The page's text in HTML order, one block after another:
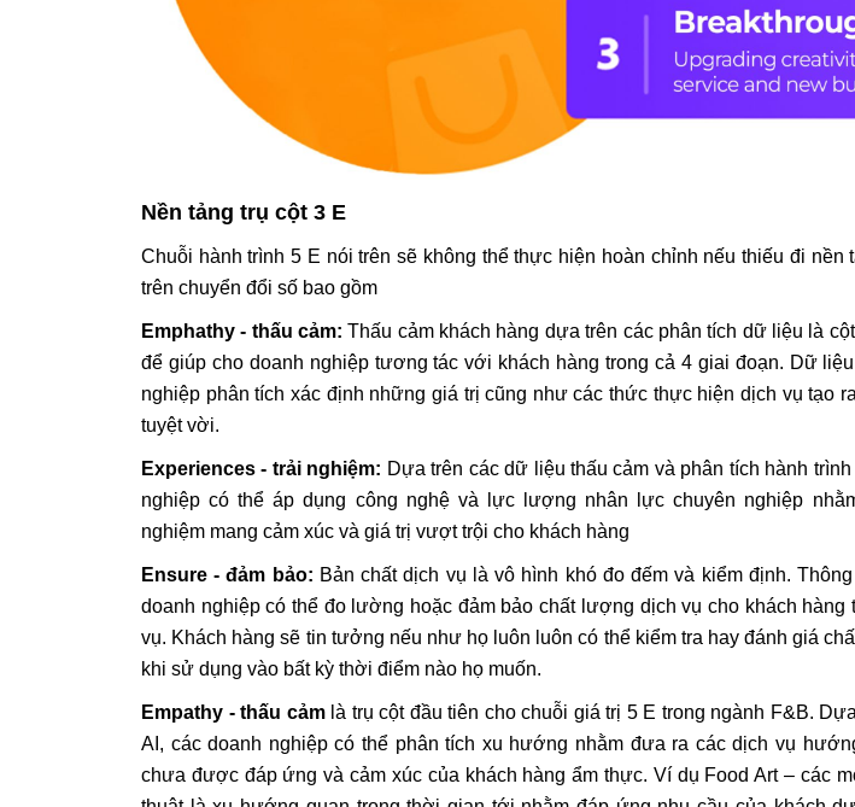
Nền tảng trụ cột 3 E
Chuỗi hành trình 5 E nói trên sẽ không thể thực hiện hoàn chỉnh nếu thiếu đi nền
trên chuyển đổi số bao gồm
Emphathy - thấu cảm:Thấu cảm khách hàng dựa trên các phân tích dữ liệu là
để giúp cho doanh nghiệp tương tác với khách hàng trong cả 4 giai đoạn. Dữ
nghiệp phân tích xác định những giá trị cũng như các thức thực hiện dịch vụ tạo
tuyệt vời.
Experiences - trải nghiệm: Dựa trên các dữ liệu thấu cảm và phân tích hành
nghiệp có thể áp dụng công nghệ và lực lượng nhân lực chuyên nghiệp
nghiệm mang cảm xúc và giá trị vượt trội cho khách hàng
Ensure - đảm bảo: Bản chất dịch vụ là vô hình khó đo đếm và kiểm định.
doanh nghiệp có thể đo lường hoặc đảm bảo chất lượng dịch vụ cho khách hàng
vụ. Khách hàng sẽ tin tưởng nếu như họ luôn luôn có thể kiểm tra hay đánh giá
khi sử dụng vào bất kỳ thời điểm nào họ muốn.
Empathy - thấu cảmlà trụ cột đầu tiên cho chuỗi giá trị 5 E trong ngành F&B.
AI, các doanh nghiệp có thể phân tích xu hướng nhằm đưa ra các dịch vụ
chưa được đáp ứng và cảm xúc của khách hàng ẩm thực. Ví dụ Food Art – các